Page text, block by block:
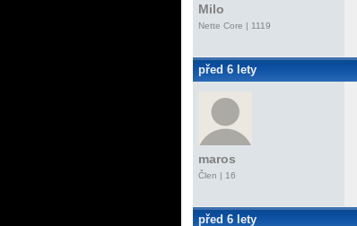
Milo
Nette Core | 1119
před 6 lety
maros
Člen | 16
před 6 lety